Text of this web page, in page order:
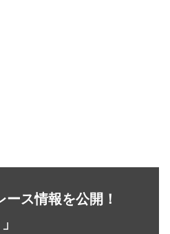
ス情報を公開！